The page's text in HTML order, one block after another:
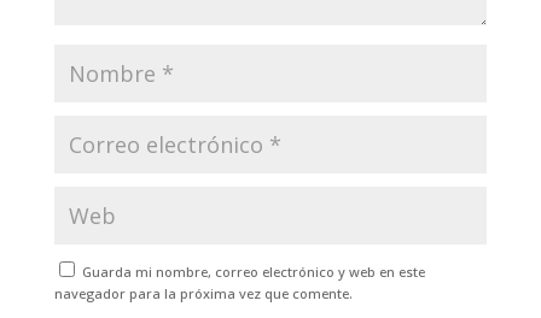
Guarda mi nombre, correo electrónico y web en este
navegador para la próxima vez que comente.